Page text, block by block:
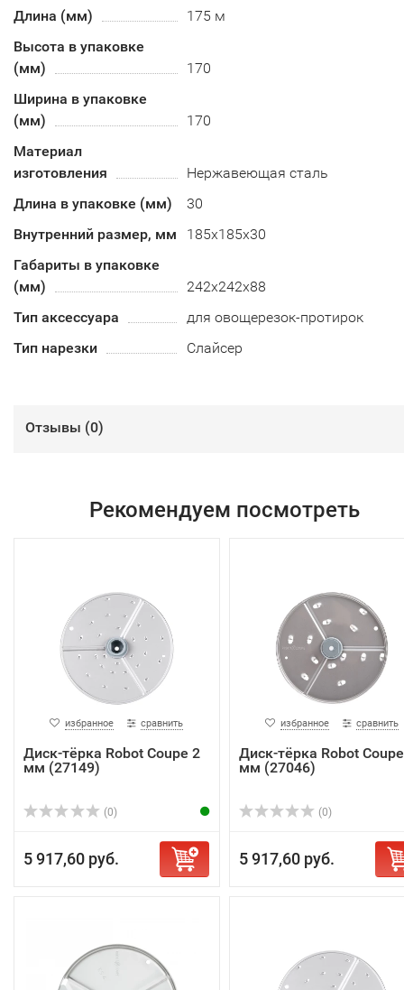
Длина (мм)
175 м
Высота в упаковке
(мм)
170
Ширина в упаковке
(мм)
170
Материал
изготовления
Нержавеющая сталь
Длина в упаковке (мм)
30
Внутренний размер, мм
185х185х30
Габариты в упаковке
(мм)
242х242х88
Тип аксессуара
для овощерезок-протирок
Тип нарезки
Слайсер
Отзывы (0)
Рекомендуем посмотреть
избранное сравнить
Диск-тёрка Robot Coupe 2
мм (27149)
(0)
5 917,60 руб.
избранное сравнить
Диск-тёрка Robot
мм (27046)
(0)
5 917,60 руб.